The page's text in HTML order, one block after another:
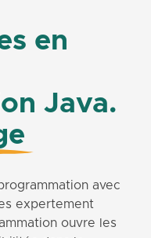
en
Java.
avec
expertement
ouvre les